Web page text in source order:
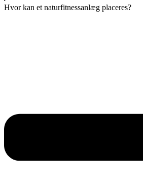
Hvor kan et naturfitnessanlæg placeres?